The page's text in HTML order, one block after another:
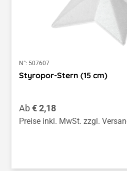
N°: 507607
Styropor-Stern (15 cm)
Regulärer Preis:
Ab€ 2,18
Preise inkl. MwSt. zzgl.